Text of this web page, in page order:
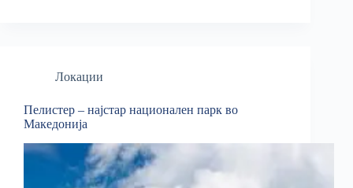
Локации
Пелистер – најстар национален парк во
Македонија